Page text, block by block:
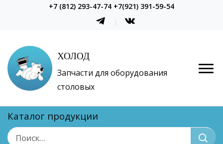
+7 (812) 293-47-74 +7(921) 391-59-54
ХОЛОД
Запчасти для оборудования
столовых
Каталог продукции